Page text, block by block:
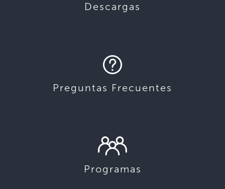
Descargas
Preguntas Frecuentes
Programas